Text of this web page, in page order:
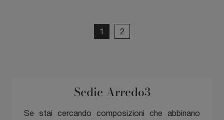
1 2
Sedie Arredo3
Se stai cercando composizioni che abbinano